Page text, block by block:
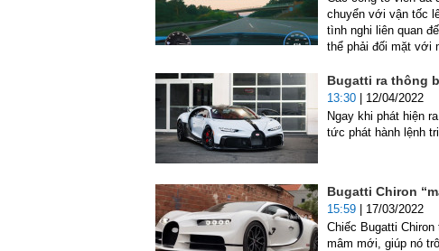
chuyển với vận tốc
tình nghi liên quan
thể phải đối mặt với
Bugatti ra thông
13:30 | 12/04/2022
Ngay khi phát hiện
tức phát hành lệnh
Bugatti Chiron
15:59 | 17/03/2022
Chiếc Bugatti
mâm mới, giúp nó